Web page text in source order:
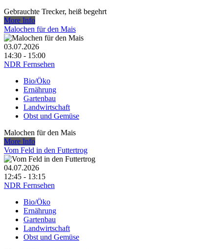
Gebrauchte Trecker, heiß begehrt
More Info
Malochen für den Mais
03.07.2026
14:30 - 15:00
NDR Fernsehen
Bio/Öko
Ernährung
Gartenbau
Landwirtschaft
Obst und Gemüse
Malochen für den Mais
More Info
Vom Feld in den Futtertrog
04.07.2026
12:45 - 13:15
NDR Fernsehen
Bio/Öko
Ernährung
Gartenbau
Landwirtschaft
Obst und Gemüse